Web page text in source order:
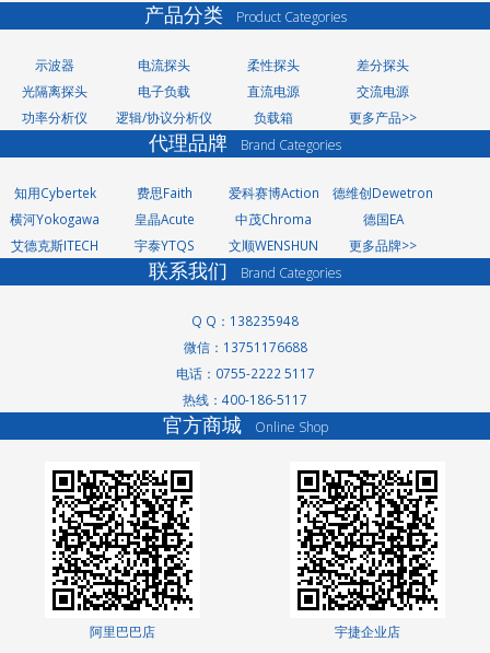
产品分类Product Categories
示波器 电流探头 柔性探头
差分探头
光隔离探头
电子负载 直流电源
交流电源
功率分析仪
逻辑/协议分析仪 负载箱 更多产品>>
代理品牌 Brand Categories
知用Cybertek 费思Faith 爱科赛博Action
德维创Dewetron
横河Yokogawa
皇晶Acute 中茂Chroma
德国EA
艾德克斯ITECH
宇泰YTQS 文顺WENSHUN 更多品牌>>
联系我们 Brand Categories
Q Q：138235948
微信：13751176688
电话：0755-2222 5117
热线：400-186-5117
官方商城Online Shop
阿里巴巴店 宇捷企业店
洗轮机厂家
景观护栏
网络测试仪
家电玻璃
无轨转弯车
高低温交变湿热试
验箱
分光光度计